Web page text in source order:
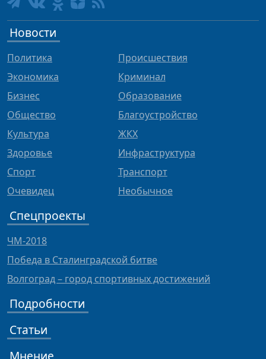
Новости
Политика
Экономика
Бизнес
Общество
Культура
Здоровье
Спорт
Очевидец
Происшествия
Криминал
Образование
Благоустройство
ЖКХ
Инфраструктура
Транспорт
Необычное
Спецпроекты
ЧМ-2018
Победа в Сталинградской битве
Волгоград – город спортивных достижений
Подробности
Статьи